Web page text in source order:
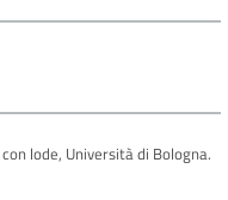
lode, Università di Bologna.